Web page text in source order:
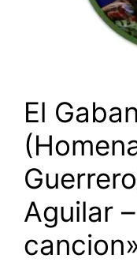
El
Aguilar